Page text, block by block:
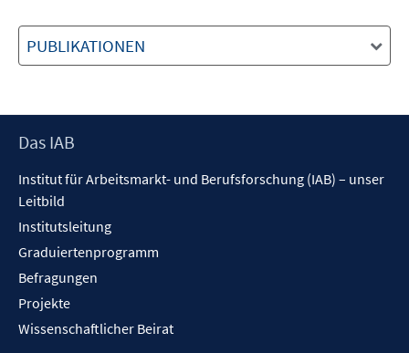
PUBLIKATIONEN
Footer
Das IAB
Institut für Arbeitsmarkt- und Berufsforschung (IAB) – unser
Leitbild
Institutsleitung
Graduiertenprogramm
Befragungen
Projekte
Wissenschaftlicher Beirat